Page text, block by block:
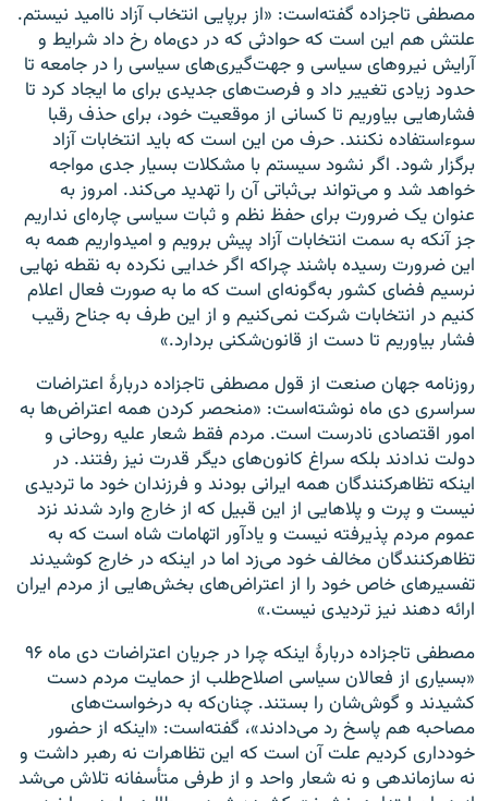
مصطفی تاجزاده گفته‌است: «از برپایی انتخاب آزاد ناامید نیستم.
علتش هم این است که حوادثی که در دی‌ماه رخ داد شرایط و
آرایش نیروهای سیاسی و جهت‌گیری‌های سیاسی را در جامعه تا
حدود زیادی تغییر داد و فرصت‌های جدیدی برای ما ایجاد کرد تا
فشارهایی بیاوریم تا کسانی از موقعیت خود، برای حذف رقبا
سوءاستفاده نکنند. حرف من این است که باید انتخابات آزاد
برگزار شود. اگر نشود سیستم با مشکلات بسیار جدی مواجه
خواهد شد و می‌تواند بی‌ثباتی آن را تهدید می‌کند. امروز به
عنوان یک ضرورت برای حفظ نظم و ثبات سیاسی چاره‌ای نداریم
جز آنکه به سمت انتخابات آزاد پیش برویم و امیدواریم همه به
این ضرورت رسیده باشند چراکه اگر خدایی نکرده به نقطه نهایی
نرسیم فضای کشور به‌گونه‌ای است که ما به صورت فعال اعلام
کنیم در انتخابات شرکت نمی‌کنیم و از این طرف به جناح رقیب
فشار بیاوریم تا دست از قانون‌شکنی بردارد.»
روزنامه جهان صنعت از قول مصطفی تاجزاده دربارهٔ اعتراضات
سراسری دی ماه نوشته‌است: «منحصر کردن همه اعتراض‌ها به
امور اقتصادی نادرست است. مردم فقط شعار علیه روحانی و
دولت ندادند بلکه سراغ کانون‌های دیگر قدرت نیز رفتند. در
اینکه تظاهرکنندگان همه ایرانی بودند و فرزندان خود ما تردیدی
نیست و پرت و پلاهایی از این قبیل که از خارج وارد شدند نزد
عموم مردم پذیرفته نیست و یادآور اتهامات شاه است که به
تظاهرکنندگان مخالف خود می‌زد اما در اینکه در خارج کوشیدند
تفسیرهای خاص خود را از اعتراض‌های بخش‌هایی از مردم ایران
ارائه دهند نیز تردیدی نیست.»
مصطفی تاجزاده دربارهٔ اینکه چرا در جریان اعتراضات دی ماه ۹۶
«بسیاری از فعالان سیاسی اصلاح‌طلب از حمایت مردم دست
کشیدند و گوش‌شان را بستند. چنان‌که به درخواست‌های
مصاحبه هم پاسخ رد می‌دادند»، گفته‌است: «اینکه از حضور
خودداری کردیم علت آن است که این تظاهرات نه رهبر داشت و
نه سازماندهی و نه شعار واحد و از طرفی متأسفانه تلاش می‌شد